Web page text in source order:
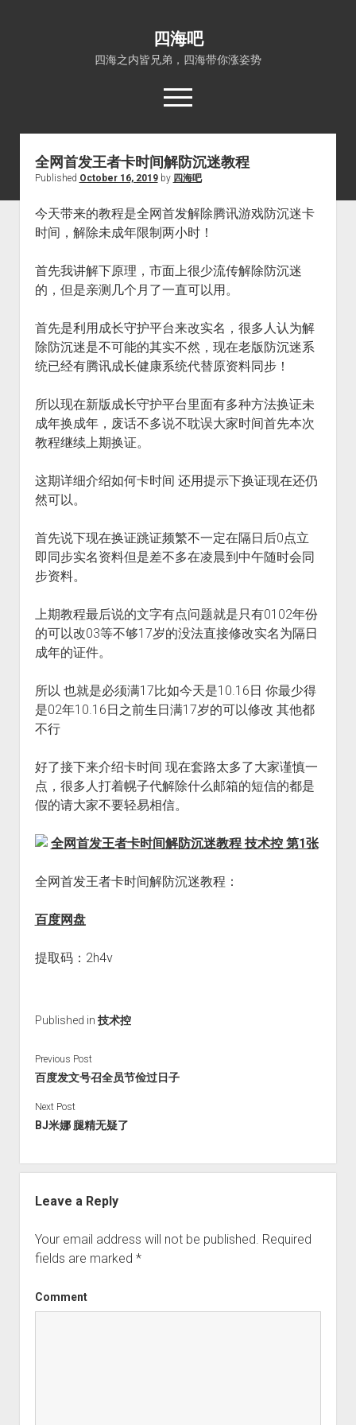
四海吧
四海之内皆兄弟，四海带你涨姿势
open
menu
首页
四海知识
menu
涨姿势
福利吧
技术控
热门事件
电影推荐
火星情报局
四海
关于四海吧
小猪AI
算娘区块链
全网首发王者卡时间解防沉迷教程
Published October 16, 2019by 四海吧
今天带来的教程是全网首发解除腾讯游戏防沉迷卡
时间，解除未成年限制两小时！
首先我讲解下原理，市面上很少流传解除防沉迷
的，但是亲测几个月了一直可以用。
首先是利用成长守护平台来改实名，很多人认为解
除防沉迷是不可能的其实不然，现在老版防沉迷系
统已经有腾讯成长健康系统代替原资料同步！
所以现在新版成长守护平台里面有多种方法换证未
成年换成年，废话不多说不耽误大家时间首先本次
教程继续上期换证。
这期详细介绍如何卡时间 还用提示下换证现在还仍
然可以。
首先说下现在换证跳证频繁不一定在隔日后0点立
即同步实名资料但是差不多在凌晨到中午随时会同
步资料。
上期教程最后说的文字有点问题就是只有0102年份
的可以改03等不够17岁的没法直接修改实名为隔日
成年的证件。
所以 也就是必须满17比如今天是10.16日 你最少得
是02年10.16日之前生日满17岁的可以修改 其他都
不行
好了接下来介绍卡时间 现在套路太多了大家谨慎一
点，很多人打着幌子代解除什么邮箱的短信的都是
假的请大家不要轻易相信。
全网首发王者卡时间解防沉迷教程：
百度网盘
提取码：2h4v
Published in 技术控
Previous Post
百度发文号召全员节俭过日子
Next Post
BJ米娜 腿精无疑了 ​​​​
Leave a Reply
Your email address will not be published. Required
fields are marked *
Comment